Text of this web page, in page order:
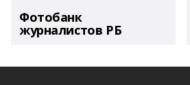
Фотобанк
журналистов РБ